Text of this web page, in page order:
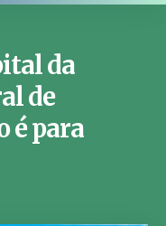
da
de
é para